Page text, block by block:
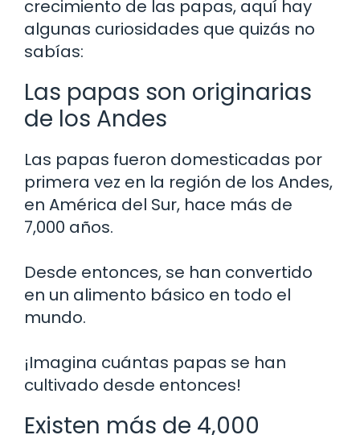
crecimiento de las papas, aquí hay
algunas curiosidades que quizás no
sabías:
Las papas son originarias
de los Andes
Las papas fueron domesticadas por
primera vez en la región de los Andes,
en América del Sur, hace más de
7,000 años.
Desde entonces, se han convertido
en un alimento básico en todo el
mundo.
¡Imagina cuántas papas se han
cultivado desde entonces!
Existen más de 4,000